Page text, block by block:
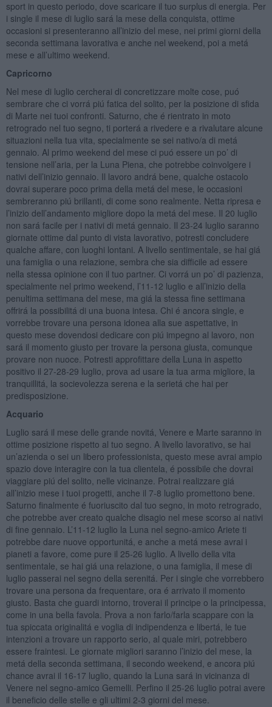
sport in questo periodo, dove scaricare il tuo surplus di energia. Per
i single il mese di luglio sará la mese della conquista, ottime
occasioni si presenteranno all’inizio del mese, nei primi giorni della
seconda settimana lavorativa e anche nel weekend, poi a metá
mese e all’ultimo weekend.
Capricorno
Nel mese di luglio cercherai di concretizzare molte cose, puó
sembrare che ci vorrá piú fatica del solito, per la posizione di sfida
di Marte nei tuoi confronti. Saturno, che é rientrato in moto
retrogrado nel tuo segno, ti porterá a rivedere e a rivalutare alcune
situazioni nella tua vita, specialmente se sei nativo/a di metá
gennaio. Al primo weekend del mese ci puó essere un po’ di
tensione nell’aria, per la Luna Piena, che potrebbe coinvolgere i
nativi dell’inizio gennaio. Il lavoro andrá bene, qualche ostacolo
dovrai superare poco prima della metá del mese, le occasioni
sembreranno piú brillanti, di come sono realmente. Netta ripresa e
l’inizio dell’andamento migliore dopo la metá del mese. Il 20 luglio
non sará facile per i nativi di metá gennaio. Il 23-24 luglio saranno
giornate ottime dal punto di vista lavorativo, potresti concludere
qualche affare, con luoghi lontani. A livello sentimentale, se hai giá
una famiglia o una relazione, sembra che sia difficile ad essere
nella stessa opinione con il tuo partner. Ci vorrá un po’ di pazienza,
specialmente nel primo weekend, l’11-12 luglio e all’inizio della
penultima settimana del mese, ma giá la stessa fine settimana
offrirá la possibilitá di una buona intesa. Chi é ancora single, e
vorrebbe trovare una persona idonea alla sue aspettative, in
questo mese dovendosi dedicare con piú impegno al lavoro, non
sará il momento giusto per trovare la persona giusta, comunque
provare non nuoce. Potresti approfittare della Luna in aspetto
positivo il 27-28-29 luglio, prova ad usare la tua arma migliore, la
tranquillitá, la socievolezza serena e la serietá che hai per
predisposizione.
Acquario
Luglio sará il mese delle grande novitá, Venere e Marte saranno in
ottime posizione rispetto al tuo segno. A livello lavorativo, se hai
un’azienda o sei un libero professionista, questo mese avrai ampio
spazio dove interagire con la tua clientela, é possibile che dovrai
viaggiare piú del solito, nelle vicinanze. Potrai realizzare giá
all’inizio mese i tuoi progetti, anche il 7-8 luglio promettono bene.
Saturno finalmente é fuoriuscito dal tuo segno, in moto retrogrado,
che potrebbe aver creato qualche disagio nel mese scorso ai nativi
di fine gennaio. L’11-12 luglio la Luna nel segno-amico Ariete ti
potrebbe dare nuove opportunitá, e anche a metá mese avrai i
pianeti a favore, come pure il 25-26 luglio. A livello della vita
sentimentale, se hai giá una relazione, o una famiglia, il mese di
luglio passerai nel segno della serenitá. Per i single che vorrebbero
trovare una persona da frequentare, ora é arrivato il momento
giusto. Basta che guardi intorno, troverai il principe o la principessa,
come in una bella favola. Prova a non farlo/farla scappare con la
tua spiccata originalitá e voglia di indipendenza e libertá, le tue
intenzioni a trovare un rapporto serio, al quale miri, potrebbero
essere fraintesi. Le giornate migliori saranno l’inizio del mese, la
metá della seconda settimana, il secondo weekend, e ancora piú
chance avrai il 16-17 luglio, quando la Luna sará in vicinanza di
Venere nel segno-amico Gemelli. Perfino il 25-26 luglio potrai avere
il beneficio delle stelle e gli ultimi 2-3 giorni del mese.